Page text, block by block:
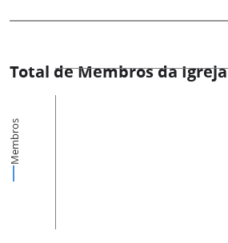
Total de Membros da Igreja
Membros